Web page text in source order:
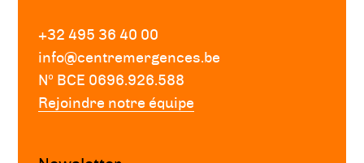
+32 495 36 40 00
info@centremergences.be
Nº BCE 0696.926.588
Rejoindre notre équipe